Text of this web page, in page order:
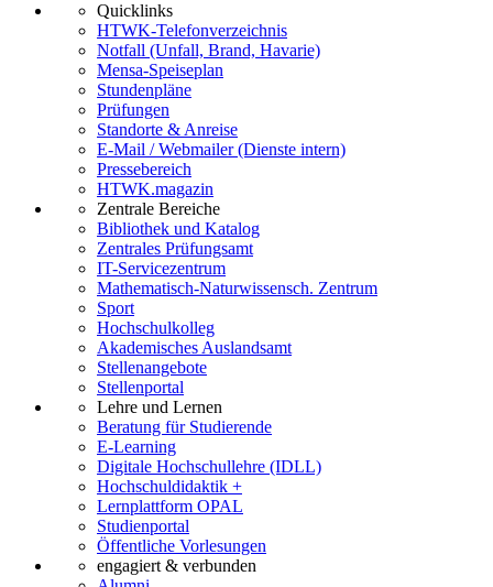
Quicklinks
HTWK-Telefonverzeichnis
Notfall (Unfall, Brand, Havarie)
Mensa-Speiseplan
Stundenpläne
Prüfungen
Standorte & Anreise
E-Mail / Webmailer (Dienste intern)
Pressebereich
HTWK.magazin
Zentrale Bereiche
Bibliothek und Katalog
Zentrales Prüfungsamt
IT-Servicezentrum
Mathematisch-Naturwissensch. Zentrum
Sport
Hochschulkolleg
Akademisches Auslandsamt
Stellenangebote
Stellenportal
Lehre und Lernen
Beratung für Studierende
E-Learning
Digitale Hochschullehre (IDLL)
Hochschuldidaktik +
Lernplattform OPAL
Studienportal
Öffentliche Vorlesungen
engagiert & verbunden